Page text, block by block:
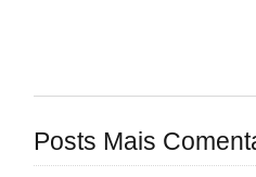
Posts Mais